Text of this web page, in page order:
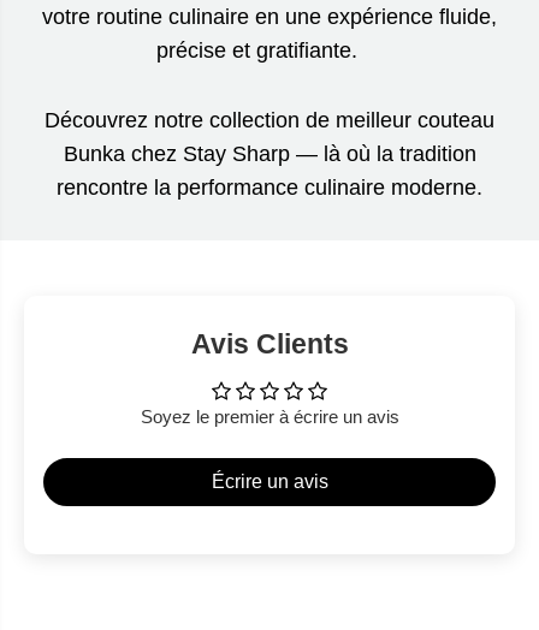
votre routine culinaire en une expérience fluide,
précise et gratifiante.
Découvrez notre collection de meilleur couteau
Bunka chez Stay Sharp — là où la tradition
rencontre la performance culinaire moderne.
Avis Clients
Soyez le premier à écrire un avis
Écrire un avis